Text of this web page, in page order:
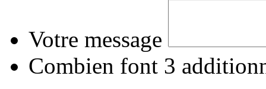
Votre message
Combien font 3